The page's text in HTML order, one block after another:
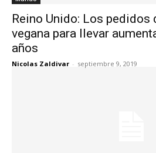
Reino Unido: Los pedidos
vegana para llevar
años
Nicolas Zaldivar - septiembre 9, 2019